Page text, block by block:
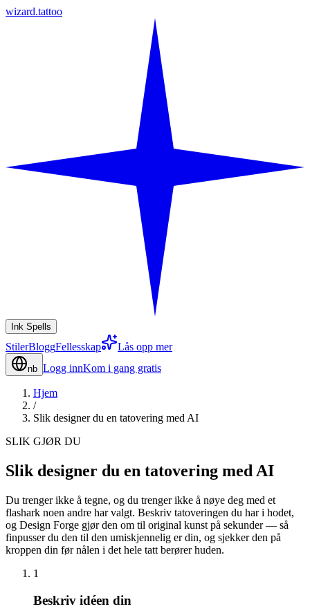
wizard.tattoo
Ink Spells
StilerBloggFellesskap Lås opp mer
nb Logg innKom i gang gratis
Hjem
/
Slik designer du en tatovering med AI
SLIK GJØR DU
Slik designer du en tatovering med AI
Du trenger ikke å tegne, og du trenger ikke å nøye deg med et
flashark noen andre har valgt. Beskriv tatoveringen du har i hodet,
og Design Forge gjør den om til original kunst på sekunder — så
finpusser du den til den umiskjennelig er din, og sjekker den på
kroppen din før nålen i det hele tatt berører huden.
1
Beskriv idéen din